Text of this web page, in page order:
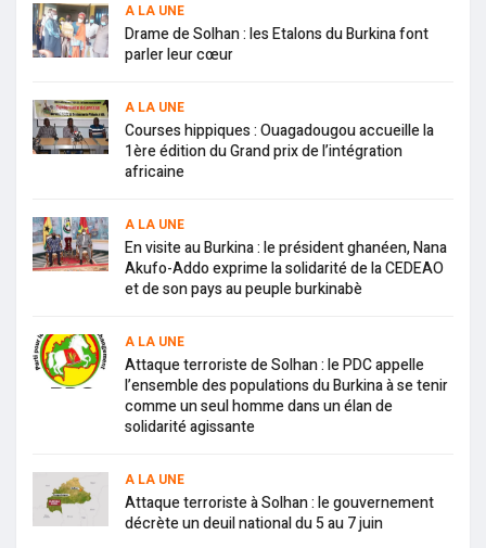
A LA UNE
Drame de Solhan : les Etalons du Burkina font
parler leur cœur
A LA UNE
Courses hippiques : Ouagadougou accueille la
1ère édition du Grand prix de l’intégration
africaine
A LA UNE
En visite au Burkina : le président ghanéen, Nana
Akufo-Addo exprime la solidarité de la CEDEAO
et de son pays au peuple burkinabè
A LA UNE
Attaque terroriste de Solhan : le PDC appelle
l’ensemble des populations du Burkina à se tenir
comme un seul homme dans un élan de
solidarité agissante
A LA UNE
Attaque terroriste à Solhan : le gouvernement
décrète un deuil national du 5 au 7 juin